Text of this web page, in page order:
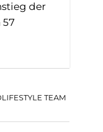
der
57
TEAM